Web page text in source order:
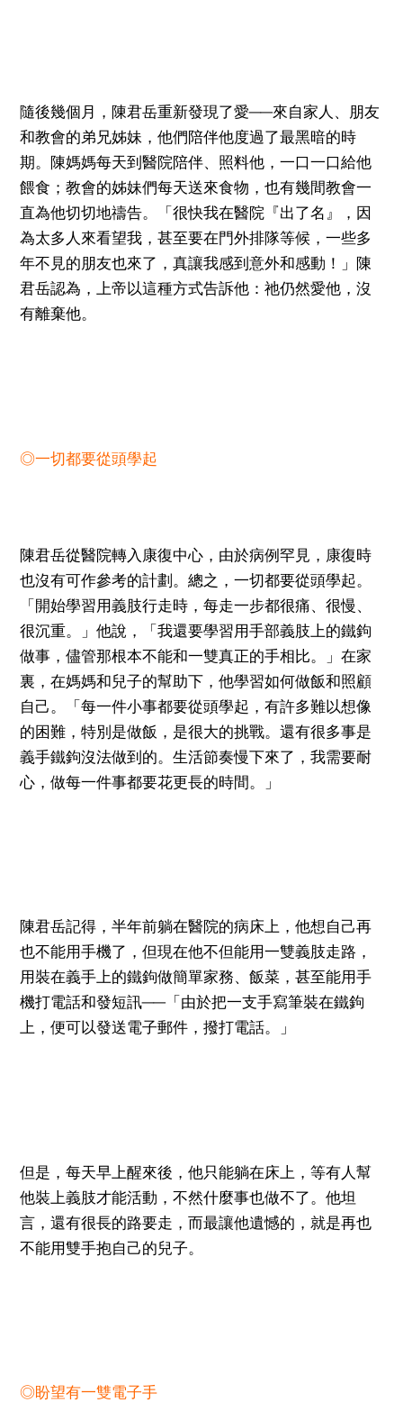
隨後幾個月，陳君岳重新發現了愛──來自家人、朋友
和教會的弟兄姊妹，他們陪伴他度過了最黑暗的時
期。陳媽媽每天到醫院陪伴、照料他，一口一口給他
餵食；教會的姊妹們每天送來食物，也有幾間教會一
直為他切切地禱告。「很快我在醫院『出了名』，因
為太多人來看望我，甚至要在門外排隊等候，一些多
年不見的朋友也來了，真讓我感到意外和感動！」陳
君岳認為，上帝以這種方式告訴他：祂仍然愛他，沒
有離棄他。
◎一切都要從頭學起
陳君岳從醫院轉入康復中心，由於病例罕見，康復時
也沒有可作參考的計劃。總之，一切都要從頭學起。
「開始學習用義肢行走時，每走一步都很痛、很慢、
很沉重。」他說，「我還要學習用手部義肢上的鐵鉤
做事，儘管那根本不能和一雙真正的手相比。」在家
裏，在媽媽和兒子的幫助下，他學習如何做飯和照顧
自己。「每一件小事都要從頭學起，有許多難以想像
的困難，特別是做飯，是很大的挑戰。還有很多事是
義手鐵鉤沒法做到的。生活節奏慢下來了，我需要耐
心，做每一件事都要花更長的時間。」
陳君岳記得，半年前躺在醫院的病床上，他想自己再
也不能用手機了，但現在他不但能用一雙義肢走路，
用裝在義手上的鐵鉤做簡單家務、飯菜，甚至能用手
機打電話和發短訊──「由於把一支手寫筆裝在鐵鉤
上，便可以發送電子郵件，撥打電話。」
但是，每天早上醒來後，他只能躺在床上，等有人幫
他裝上義肢才能活動，不然什麼事也做不了。他坦
言，還有很長的路要走，而最讓他遺憾的，就是再也
不能用雙手抱自己的兒子。
◎盼望有一雙電子手